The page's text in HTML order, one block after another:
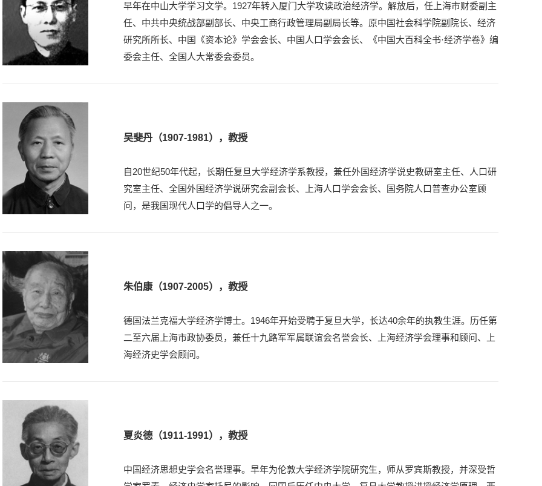
早年在中山大学学习文学。1927年转入厦门大学攻读政治经济学。解放后，任上海市财委副主
任、中共中央统战部副部长、中央工商行政管理局副局长等。原中国社会科学院副院长、经济
研究所所长、中国《资本论》学会会长、中国人口学会会长、《中国大百科全书·经济学卷》编
委会主任、全国人大常委会委员。
吴斐丹（1907-1981），教授
自20世纪50年代起，长期任复旦大学经济学系教授，兼任外国经济学说史教研室主任、人口研
究室主任、全国外国经济学说研究会副会长、上海人口学会会长、国务院人口普查办公室顾
问，是我国现代人口学的倡导人之一。
朱伯康（1907-2005），教授
德国法兰克福大学经济学博士。1946年开始受聘于复旦大学，长达40余年的执教生涯。历任第
二至六届上海市政协委员，兼任十九路军军属联谊会名誉会长、上海经济学会理事和顾问、上
海经济史学会顾问。
夏炎德（1911-1991），教授
中国经济思想史学会名誉理事。早年为伦敦大学经济学院研究生，师从罗宾斯教授，并深受哲